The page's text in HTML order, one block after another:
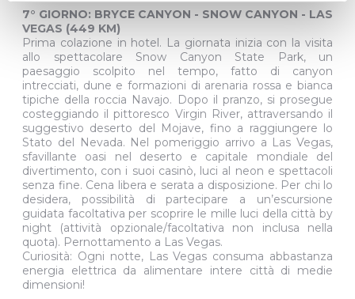
7° GIORNO: BRYCE CANYON - SNOW CANYON - LAS
VEGAS (449 KM)
Prima colazione in hotel. La giornata inizia con la visita
allo spettacolare Snow Canyon State Park, un
paesaggio scolpito nel tempo, fatto di canyon
intrecciati, dune e formazioni di arenaria rossa e bianca
tipiche della roccia Navajo. Dopo il pranzo, si prosegue
costeggiando il pittoresco Virgin River, attraversando il
suggestivo deserto del Mojave, fino a raggiungere lo
Stato del Nevada. Nel pomeriggio arrivo a Las Vegas,
sfavillante oasi nel deserto e capitale mondiale del
divertimento, con i suoi casinò, luci al neon e spettacoli
senza fine. Cena libera e serata a disposizione. Per chi lo
desidera, possibilità di partecipare a un’escursione
guidata facoltativa per scoprire le mille luci della città by
night (attività opzionale/facoltativa non inclusa nella
quota). Pernottamento a Las Vegas.
Curiosità: Ogni notte, Las Vegas consuma abbastanza
energia elettrica da alimentare intere città di medie
dimensioni!